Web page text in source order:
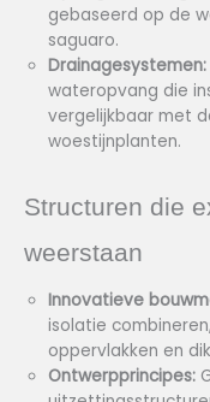
gebaseerd op de
saguaro.
Drainagesystemen:
wateropvang die
vergelijkbaar met
woestijnplanten.
Structuren die
weerstaan
Innovatieve
isolatie
oppervlakken en
Ontwerpprincipes: